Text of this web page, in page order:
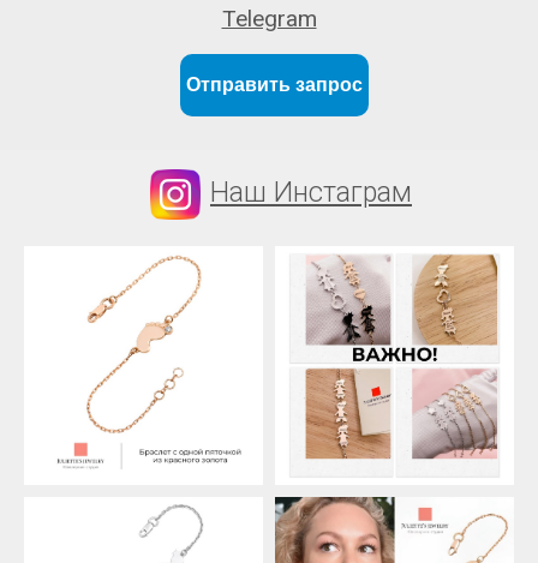
Отправить запрос
Telegram
Наш Инстаграм